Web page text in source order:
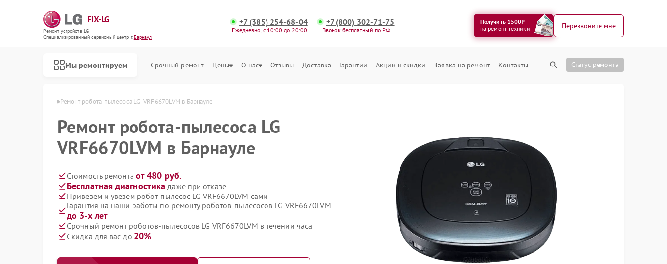
FIX-LG
Ремонт устройств LG
Специализированный cервисный центр г.Барнаул
+7 (385) 254-68-04
Ежедневно, с 10:00 до 20:00
+7 (800) 302-71-75
Звонок бесплатный по РФ
Получить 1500₽
на ремонт техники
Перезвоните мне
Мы ремонтируем Срочный ремонт Цены О нас Отзывы Доставка Гарантии Акции и скидки Заявка на ремонт Контакты Статус ремонта
Ремонт робота-пылесоса LG  VRF6670LVM в Барнауле
Ремонт робота-пылесоса LG
VRF6670LVM в Барнауле
Стоимость ремонта от 480 руб.
Бесплатная диагностика даже при отказе
Привезем и увезем робот-пылесос LG VRF6670LVM сами
Гарантия на наши работы по ремонту роботов-пылесосов LG VRF6670LVM
до 3-х лет
Срочный ремонт роботов-пылесосов LG VRF6670LVM в течении часа
Скидка для вас до 20%